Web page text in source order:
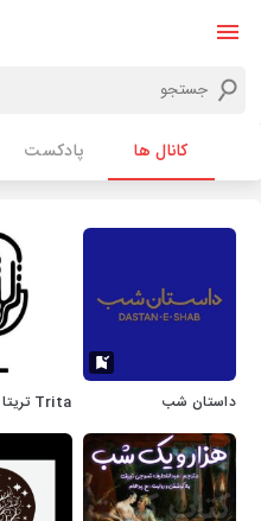
کانال ها پادکست
داستان شب Trita تریتا